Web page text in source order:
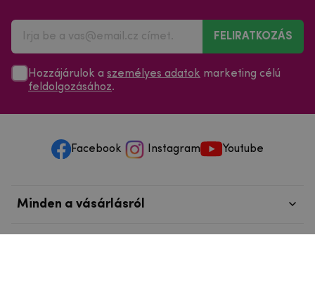
FELIRATKOZÁS
Hozzájárulok a személyes adatok marketing célú
feldolgozásához.
Facebook Instagram Youtube
Minden a vásárlásról